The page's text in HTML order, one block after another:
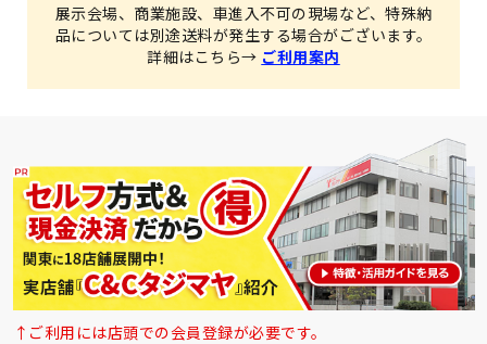
展示会場、商業施設、車進入不可の現場など、特殊納
品については別途送料が発生する場合がございます。
詳細はこちら→ ご利用案内
↑ご利用には店頭での会員登録が必要です。